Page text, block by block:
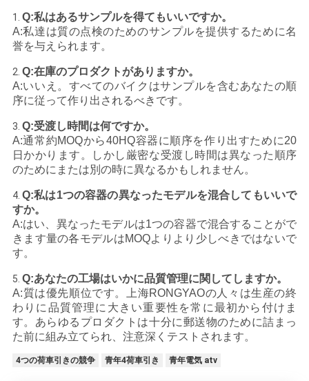
プ
ラ
イ
バ
シ
ー
ポ
リ
シ
ー
1. Q:私はあるサンプルを得てもいいですか。
A:私達は質の点検のためのサンプルを提供するために名
誉を与えられます。
2. Q:在庫のプロダクトがありますか。
A:いいえ。すべてのバイクはサンプルを含むあなたの順
序に従って作り出されるべきです。
3. Q:受渡し時間は何ですか。
A:通常約MOQから40HQ容器に順序を作り出すために20
日かかります。しかし厳密な受渡し時間は異なった順序
のためにまたは別の時に異なるかもしれません。
4.Q:私は1つの容器の異なったモデルを混合してもいいで
すか。
A:はい、異なったモデルは1つの容器で混合することがで
きます量の各モデルはMOQよりより少しべきではないで
す。
5. Q:あなたの工場はいかに品質管理に関してしますか。
A:質は優先順位です。上海RONGYAOの人々は生産の終
わりに品質管理に大きい重要性を常に最初から付けま
す。あらゆるプロダクトは十分に郵送物のために詰まっ
た前に組み立てられ、注意深くテストされます。
4つの荷車引きの競争 青年4荷車引き 青年電気 atv